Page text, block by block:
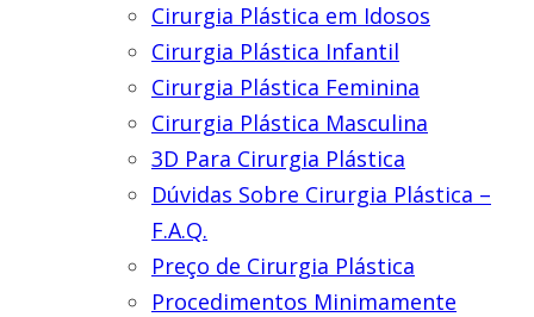
Cirurgia Plástica em Idosos
Cirurgia Plástica Infantil
Cirurgia Plástica Feminina
Cirurgia Plástica Masculina
3D Para Cirurgia Plástica
Dúvidas Sobre Cirurgia Plástica –
F.A.Q.
Preço de Cirurgia Plástica
Procedimentos Minimamente